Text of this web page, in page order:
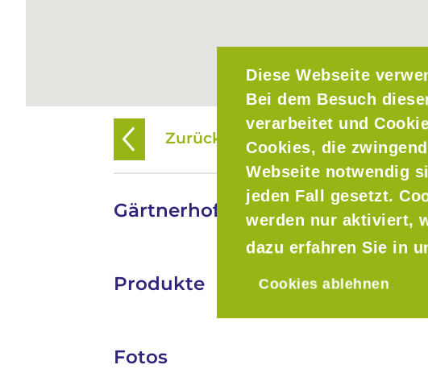
Diese Webseite
Bei dem Besuch
verarbeitet und
Cookies, die
Webseite notwendig
jeden Fall gesetzt.
werden nur aktiviert,
dazu erfahren Sie in
Cookies ablehnen
Zurück zur Übersicht
Gärtnerhof Antrup
Produkte
Fotos